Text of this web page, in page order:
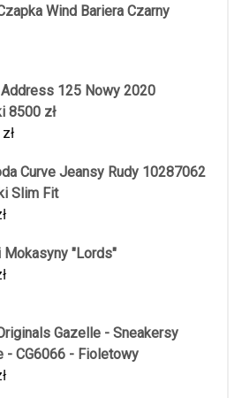
Wind Bariera Czarny
125 Nowy 2020
8500 zł
zł
Curve Jeansy Rudy 10287062
Slim Fit
Mokasyny "Lords"
Gazelle - Sneakersy
- CG6066 - Fioletowy